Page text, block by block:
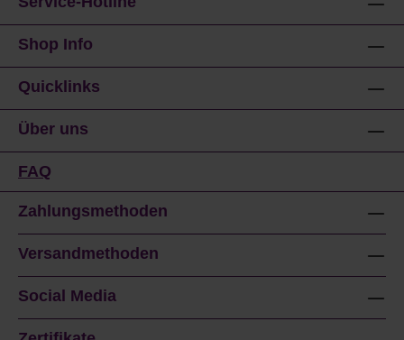
Shop Info
Quicklinks
Über uns
FAQ
Zahlungsmethoden
Versandmethoden
Social Media